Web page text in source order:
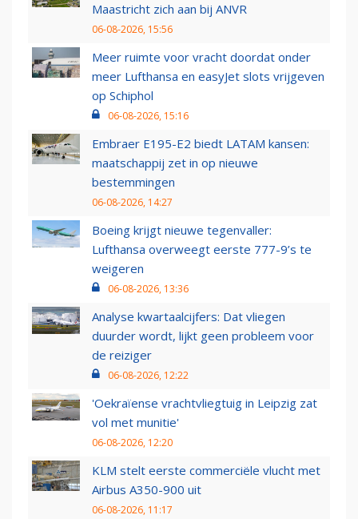
Maastricht zich aan bij ANVR
06-08-2026, 15:56
Meer ruimte voor vracht doordat onder
meer Lufthansa en easyJet slots vrijgeven
op Schiphol
06-08-2026, 15:16
Embraer E195-E2 biedt LATAM kansen:
maatschappij zet in op nieuwe
bestemmingen
06-08-2026, 14:27
Boeing krijgt nieuwe tegenvaller:
Lufthansa overweegt eerste 777-9’s te
weigeren
06-08-2026, 13:36
Analyse kwartaalcijfers: Dat vliegen
duurder wordt, lijkt geen probleem voor
de reiziger
06-08-2026, 12:22
'Oekraïense vrachtvliegtuig in Leipzig zat
vol met munitie'
06-08-2026, 12:20
KLM stelt eerste commerciële vlucht met
Airbus A350-900 uit
06-08-2026, 11:17